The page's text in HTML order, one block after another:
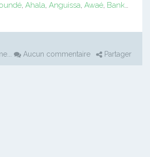
, Ahala, Anguissa, Awaé, Bankomo
... Aucun commentaire Partager